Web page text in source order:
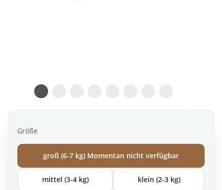
Größe
groß (6-7 kg) Momentan nicht verfügbar
mittel (3-4 kg) klein (2-3 kg)